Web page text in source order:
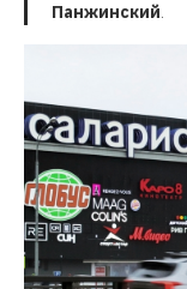
Панжинский.